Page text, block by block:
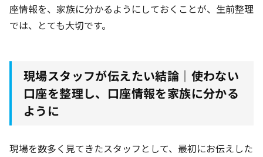
座情報を、家族に分かるようにしておくことが、生前整理
では、とても大切です。
現場スタッフが伝えたい結論｜使わない
口座を整理し、口座情報を家族に分かる
ように
現場を数多く見てきたスタッフとして、最初にお伝えした